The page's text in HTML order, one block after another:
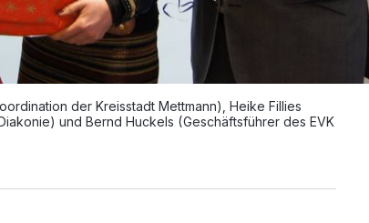
der Kreisstadt Mettmann), Heike Fillies
und Bernd Huckels (Geschäftsführer des EVK